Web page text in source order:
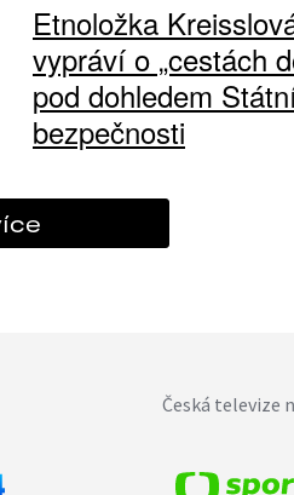
Etnoložka
vypráví o „cestách
pod dohledem
bezpečnosti
Česká televize